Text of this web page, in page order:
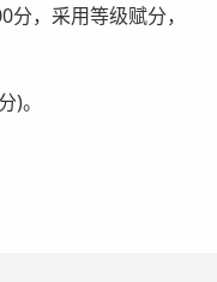
，采用等级赋分，
)。